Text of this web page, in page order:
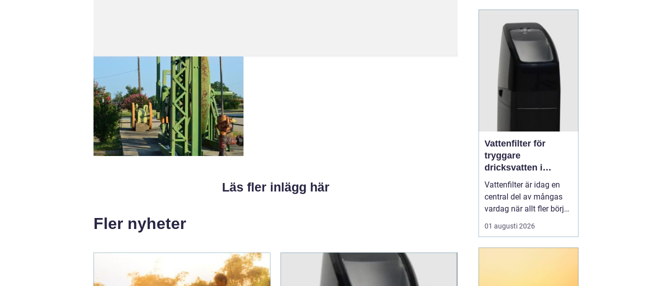
Läs fler inlägg här
Fler nyheter
balkongträdgård i stan.
En av de mest effektiva
och este...
Vattenfilter för
tryggare
dricksvatten i
vardagen
Vattenfilter är idag en
central del av mångas
vardag när allt fler börjar
fundera på kvaliteten på
vattnet som kommer ur
01 augusti 2026